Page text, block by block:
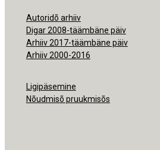
Autoridõ arhiiv
Digar 2008-täämbäne päiv
Arhiiv 2017-täämbäne päiv
Arhiiv 2000-2016
Ligipäsemine
Nõudmisõ pruukmisõs